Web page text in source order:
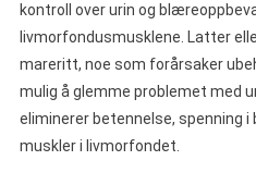
kontroll over urin og
livmorfondusmusklene. Latter
mareritt, noe som forårsaker
mulig å glemme problemet med
eliminerer betennelse, spenning i
muskler i livmorfondet.